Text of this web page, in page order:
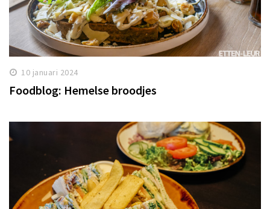
10 januari 2024
Foodblog: Hemelse broodjes